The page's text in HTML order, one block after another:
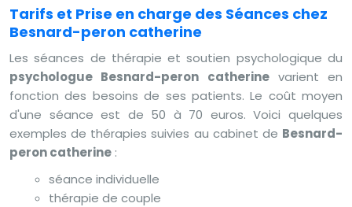
Tarifs et Prise en charge des Séances chez
Besnard-peron catherine
Les séances de thérapie et soutien psychologique du
psychologue Besnard-peron catherinevarient en
fonction des besoins de ses patients. Le coût moyen
d'une séance est de 50 à 70 euros. Voici quelques
exemples de thérapies suivies au cabinet de Besnard-
peron catherine :
séance individuelle
thérapie de couple